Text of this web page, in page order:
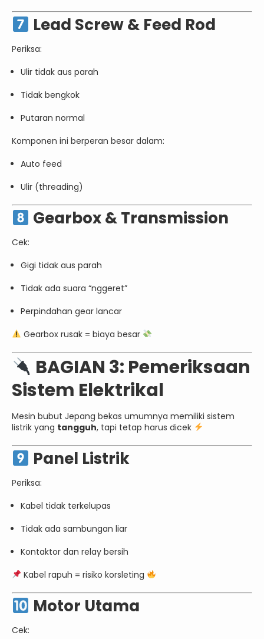
Lead Screw & Feed Rod
Periksa:
Ulir tidak aus parah
Tidak bengkok
Putaran normal
Komponen ini berperan besar dalam:
Auto feed
Ulir (threading)
Gearbox & Transmission
Cek:
Gigi tidak aus parah
Tidak ada suara “nggeret”
Perpindahan gear lancar
Gearbox rusak = biaya besar
BAGIAN 3: Pemeriksaan
Sistem Elektrikal
Mesin bubut Jepang bekas umumnya memiliki sistem
listrik yang tangguh, tapi tetap harus dicek
Panel Listrik
Periksa:
Kabel tidak terkelupas
Tidak ada sambungan liar
Kontaktor dan relay bersih
Kabel rapuh = risiko korsleting
Motor Utama
Cek: